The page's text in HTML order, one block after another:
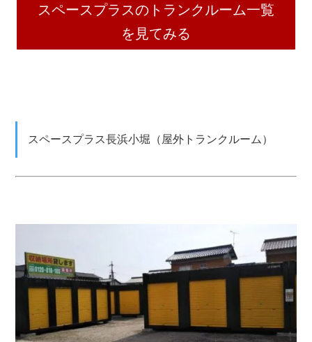
スペースプラスのトランクルーム一覧
を見てみる
スペースプラス長浜小堀（屋外トランクルーム）